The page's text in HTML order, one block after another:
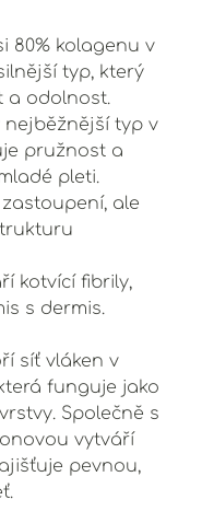
80% kolagenu v
typ, který
a odolnost.
nejběžnější typ v
pružnost a
pleti.
ale
kotvící fibrily,
s dermis.
síť vláken v
funguje jako
Společně s
vytváří
pevnou,